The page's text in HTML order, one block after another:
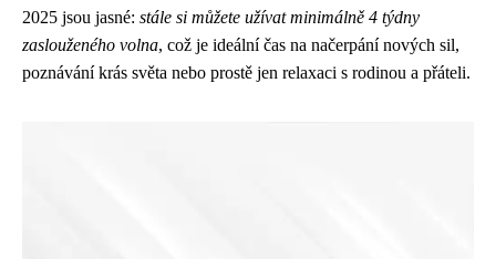
2025 jsou jasné: stále si můžete užívat minimálně 4 týdny
zaslouženého volna, což je ideální čas na načerpání nových sil,
poznávání krás světa nebo prostě jen relaxaci s rodinou a přáteli.